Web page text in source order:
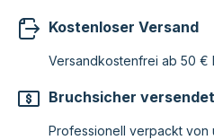
Kostenloser Versand
Versandkostenfrei ab 50 €
Bruchsicher versendet
Professionell verpackt von